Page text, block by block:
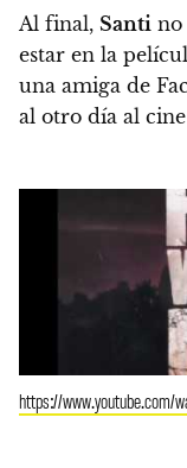
Al final, Santi no
estar en la
una amiga de
al otro día al cine
https://www.youtube.com/